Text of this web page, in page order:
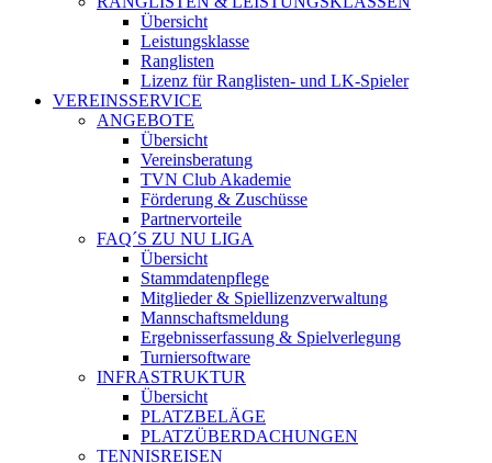
Übersicht
Leistungsklasse
Ranglisten
Lizenz für Ranglisten- und LK-Spieler
VEREINSSERVICE
ANGEBOTE
Übersicht
Vereinsberatung
TVN Club Akademie
Förderung & Zuschüsse
Partnervorteile
FAQ´S ZU NU LIGA
Übersicht
Stammdatenpflege
Mitglieder & Spiellizenzverwaltung
Mannschaftsmeldung
Ergebnisserfassung & Spielverlegung
Turniersoftware
INFRASTRUKTUR
Übersicht
PLATZBELÄGE
PLATZÜBERDACHUNGEN
TENNISREISEN